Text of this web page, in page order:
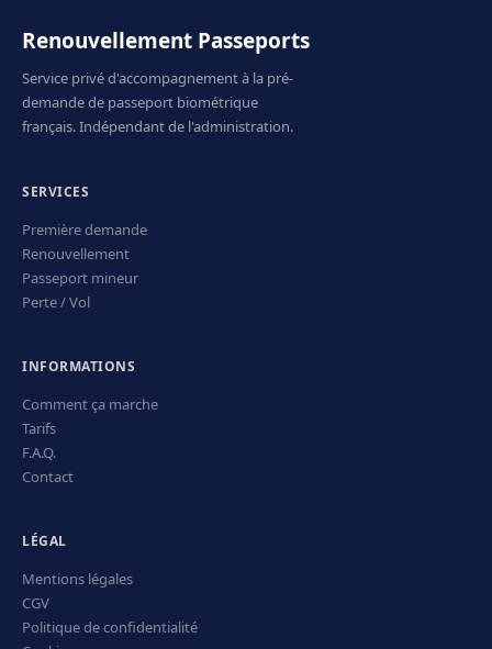
Renouvellement Passeports
Service privé d'accompagnement à la pré-
demande de passeport biométrique
français. Indépendant de l'administration.
SERVICES
Première demande
Renouvellement
Passeport mineur
Perte / Vol
INFORMATIONS
Comment ça marche
Tarifs
F.A.Q.
Contact
LÉGAL
Mentions légales
CGV
Politique de confidentialité